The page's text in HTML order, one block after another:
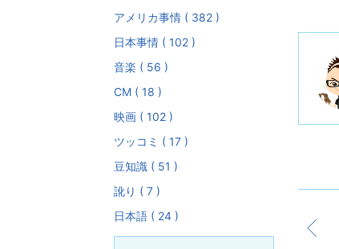
アメリカ事情 ( 382 )
日本事情 ( 102 )
音楽 ( 56 )
CM ( 18 )
映画 ( 102 )
ツッコミ ( 17 )
豆知識 ( 51 )
訛り ( 7 )
日本語 ( 24 )